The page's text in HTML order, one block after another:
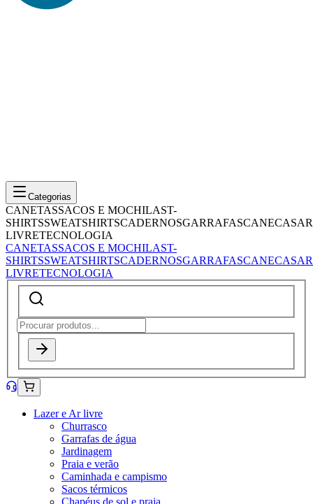
Categorias
CANETASSACOS E MOCHILAST-
SHIRTSSWEATSHIRTSCADERNOSGARRAFASCANECASAR
LIVRETECNOLOGIA
CANETASSACOS E MOCHILAST-
SHIRTSSWEATSHIRTSCADERNOSGARRAFASCANECASAR
LIVRETECNOLOGIA
Lazer e Ar livre
Churrasco
Garrafas de água
Jardinagem
Praia e verão
Caminhada e campismo
Sacos térmicos
Chapéus de sol e praia